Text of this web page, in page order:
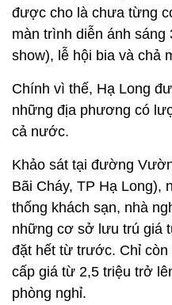
được cho là chưa từng
màn trình diễn ánh sáng
show), lễ hội bia và chả
Chính vì thế, Hạ Long
những địa phương có
cả nước.
Khảo sát tại đường
Bãi Cháy, TP Hạ Long),
thống khách sạn, nhà
những cơ sở lưu trú giá
đặt hết từ trước. Chỉ còn
cấp giá từ 2,5 triệu trở
phòng nghỉ.